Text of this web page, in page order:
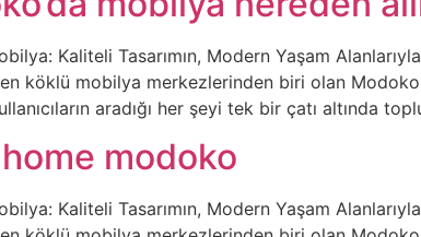
Kaliteli Tasarımın, Modern Yaşam
en köklü mobilya merkezlerinden biri olan
aradığı her şeyi tek bir çatı altında
modoko
Kaliteli Tasarımın, Modern Yaşam